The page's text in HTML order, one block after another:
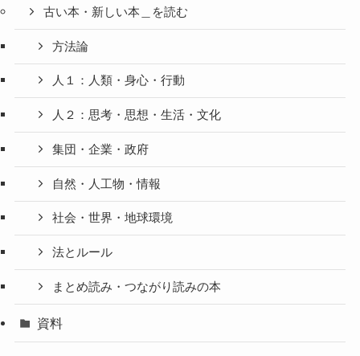
古い本・新しい本＿を読む
方法論
人１：人類・身心・行動
人２：思考・思想・生活・文化
集団・企業・政府
自然・人工物・情報
社会・世界・地球環境
法とルール
まとめ読み・つながり読みの本
資料